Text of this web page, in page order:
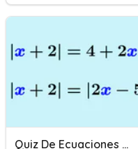
Quiz De Ecuaciones Con Valor Absoluto